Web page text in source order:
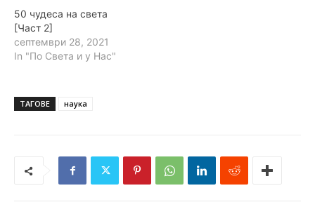
50 чудеса на света
[Част 2]
септември 28, 2021
In "По Света и у Нас"
ТАГОВЕ наука